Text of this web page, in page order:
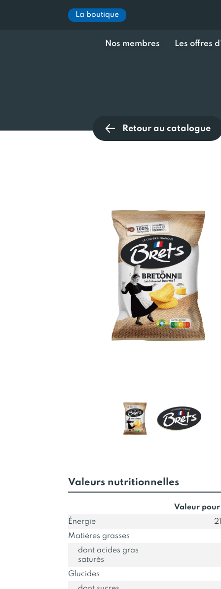
La boutique
Nos membres Les offres
Retour au catalogue
Valeurs nutritionnelles
Valeur pour
Énergie
Matières grasses
dont acides gras
saturés
Glucides